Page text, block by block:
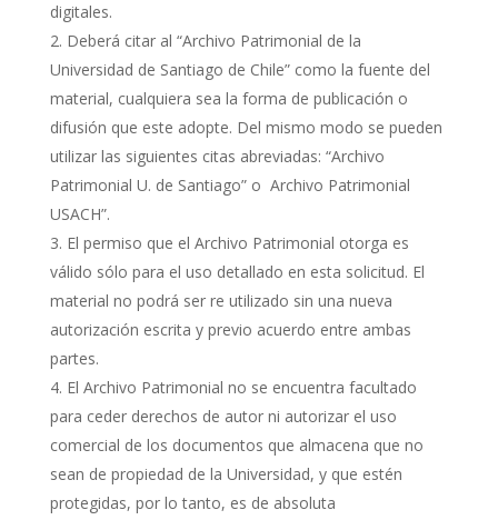
digitales.
Deberá citar al “Archivo Patrimonial de la
Universidad de Santiago de Chile” como la fuente del
material, cualquiera sea la forma de publicación o
difusión que este adopte. Del mismo modo se pueden
utilizar las siguientes citas abreviadas: “Archivo
Patrimonial U. de Santiago” o Archivo Patrimonial
USACH”.
El permiso que el Archivo Patrimonial otorga es
válido sólo para el uso detallado en esta solicitud. El
material no podrá ser re utilizado sin una nueva
autorización escrita y previo acuerdo entre ambas
partes.
El Archivo Patrimonial no se encuentra facultado
para ceder derechos de autor ni autorizar el uso
comercial de los documentos que almacena que no
sean de propiedad de la Universidad, y que estén
protegidas, por lo tanto, es de absoluta